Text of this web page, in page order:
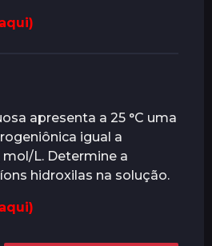
apresenta a 25 °C uma
igual a
L. Determine a
hidroxilas na solução.